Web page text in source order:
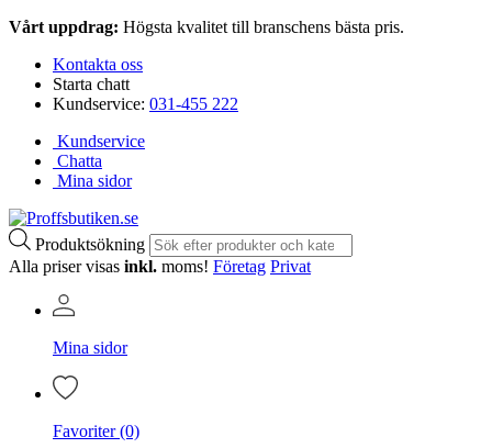
Vårt uppdrag: Högsta kvalitet till branschens bästa pris.
Kontakta oss
Starta chatt
Kundservice: 031-455 222
Kundservice
Chatta
Mina sidor
Produktsökning
Alla priser visas inkl. moms! Företag Privat
Mina sidor
Favoriter (0)